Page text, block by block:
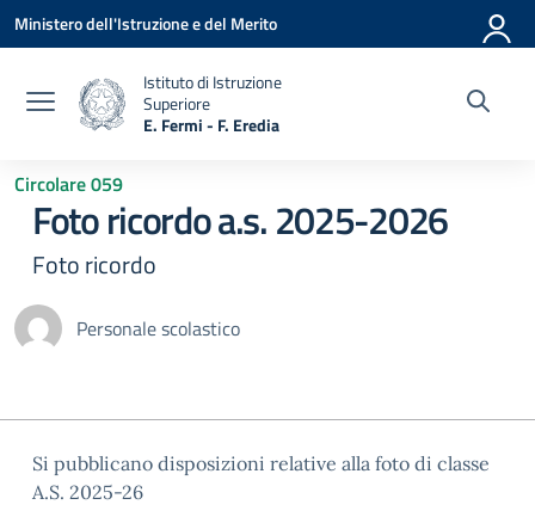
Vai ai contenuti
Vai al menu di navigazione
Vai al footer
Ministero dell'Istruzione e del Merito
Istituto di Istruzione
Superiore
E. Fermi - F. Eredia
Circolare 059
Foto ricordo a.s. 2025-2026
Foto ricordo
Personale scolastico
Si pubblicano disposizioni relative alla foto di classe
A.S. 2025-26